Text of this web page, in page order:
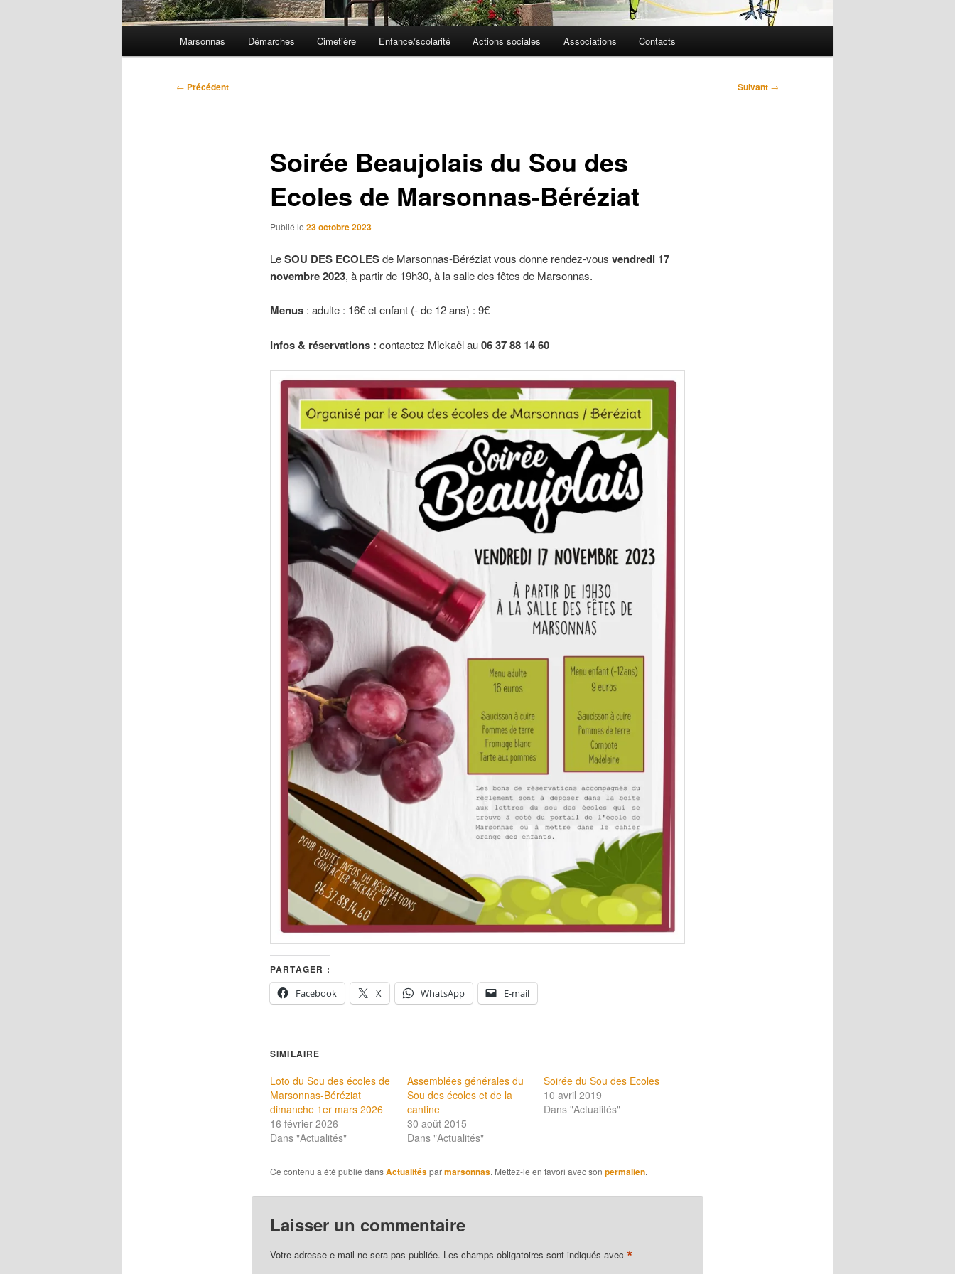
Marsonnas Démarches Cimetière Enfance/scolarité Actions sociales Associations Contacts
Navigation
← Précédent Suivant →
Soirée Beaujolais du Sou des
Ecoles de Marsonnas-Béréziat
Publié le 23 octobre 2023
LeSOU DES ECOLESde Marsonnas-Béréziat vous donne rendez-vous vendredi 17
novembre 2023, à partir de 19h30, à la salle des fêtes de Marsonnas.
Menus : adulte : 16€ et enfant (- de 12 ans) : 9€
Infos & réservations : contactez Mickaël au06 37 88 14 60
PARTAGER :
Facebook
X WhatsApp E-mail
SIMILAIRE
Loto du Sou des écoles de
Marsonnas-Béréziat
dimanche 1er mars 2026
16 février 2026
Dans "Actualités"
Assemblées générales du
Sou des écoles et de la
cantine
30 août 2015
Dans "Actualités"
Soirée du Sou des Ecoles
10 avril 2019
Dans "Actualités"
Ce contenu a été publié dansActualitésparmarsonnas. Mettez-le en favori avec son permalien.
Laisser un commentaire
Votre adresse e-mail ne sera pas publiée. Les champs obligatoires sont indiqués avec *